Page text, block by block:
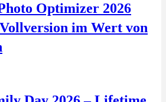
Optimizer 2026
im Wert von